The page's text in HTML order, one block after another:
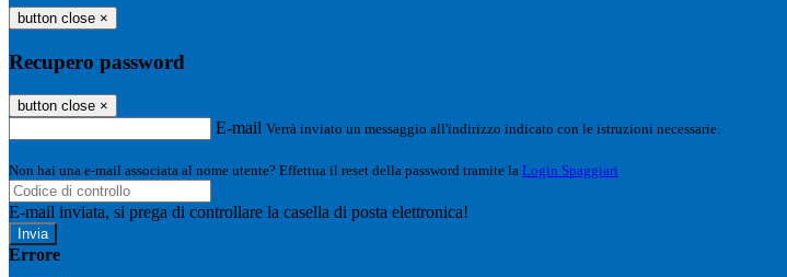
button close ×
Recupero password
button close ×
E-mail Verrà inviato un messaggio all'indirizzo indicato con le istruzioni necessarie.
Non hai una e-mail associata al nome utente? Effettua il reset della password tramite la Login Spaggiari
E-mail inviata, si prega di controllare la casella di posta elettronica!
Errore